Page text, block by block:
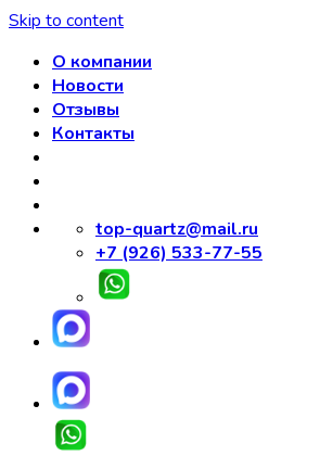
Skip to content
О компании
Новости
Отзывы
Контакты
top-quartz@mail.ru
+7 (926) 533-77-55